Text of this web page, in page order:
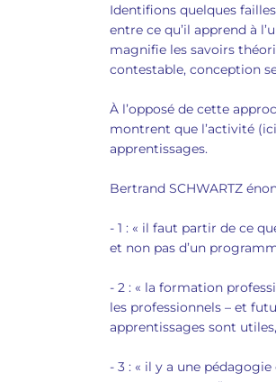
Identifions quelques
entre ce qu’il apprend à
magnifie les savoirs
contestable, conception
À l’opposé de cette
montrent que l’activité
apprentissages.
Bertrand SCHWARTZ
- 1 : « il faut partir de ce
et non pas d’un
- 2 : « la formation
les professionnels – et
apprentissages sont utiles,
- 3 : « il y a une